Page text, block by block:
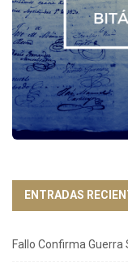
ENTRADAS
Fallo Confirma